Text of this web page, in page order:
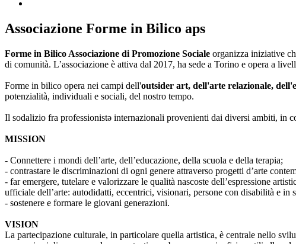
Associazione Forme in Bilico aps
Forme in Bilico Associazione di Promozione Sociale organizza iniziative
di comunità. L’associazione è attiva dal 2017, ha sede a Torino e opera a
Forme in bilico opera nei campi dell'outsider art, dell'arte relazionale,
potenzialità, individuali e sociali, del nostro tempo.
Il sodalizio fra professionistə internazionali provenienti dai diversi ambiti, in
MISSION
- Connettere i mondi dell’arte, dell’educazione, della scuola e della terapia;
- contrastare le discriminazioni di ogni genere attraverso progetti d’arte
- far emergere, tutelare e valorizzare le qualità nascoste dell’espressione
ufficiale dell’arte: autodidatti, eccentrici, visionari, persone con disabilità e
- sostenere e formare le giovani generazioni.
VISION
La partecipazione culturale, in particolare quella artistica, è centrale nello